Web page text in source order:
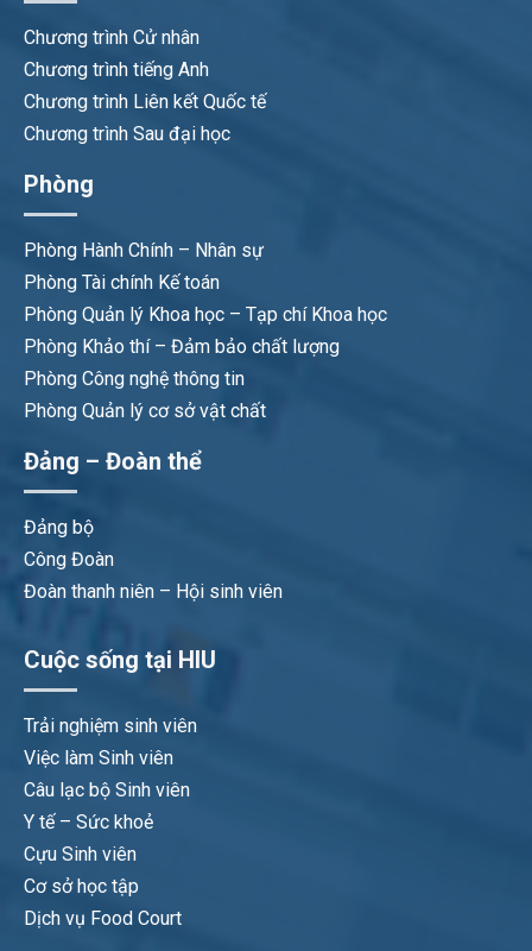
Chương trình Cử nhân
Chương trình tiếng Anh
Chương trình Liên kết Quốc tế
Chương trình Sau đại học
Phòng
Phòng Hành Chính – Nhân sự
Phòng Tài chính Kế toán
Phòng Quản lý Khoa học – Tạp chí Khoa học
Phòng Khảo thí – Đảm bảo chất lượng
Phòng Công nghệ thông tin
Phòng Quản lý cơ sở vật chất
Đảng – Đoàn thể
Đảng bộ
Công Đoàn
Đoàn thanh niên – Hội sinh viên
Cuộc sống tại HIU
Trải nghiệm sinh viên
Việc làm Sinh viên
Câu lạc bộ Sinh viên
Y tế – Sức khoẻ
Cựu Sinh viên
Cơ sở học tập
Dịch vụ Food Court